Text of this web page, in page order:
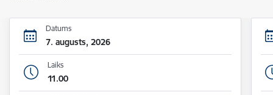
Datums
7. augusts, 2026
Laiks
11.00